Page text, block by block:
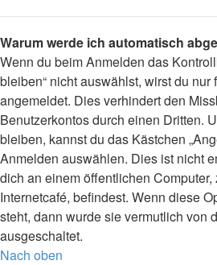
Warum werde ich automatisch
Wenn du beim Anmelden das
bleiben“ nicht auswählst, wirst du nur
angemeldet. Dies verhindert den
Benutzerkontos durch einen Dritten.
bleiben, kannst du das Kästchen
Anmelden auswählen. Dies ist nicht
dich an einem öffentlichen
Internetcafé, befindest. Wenn diese
steht, dann wurde sie vermutlich von
ausgeschaltet.
Nach oben